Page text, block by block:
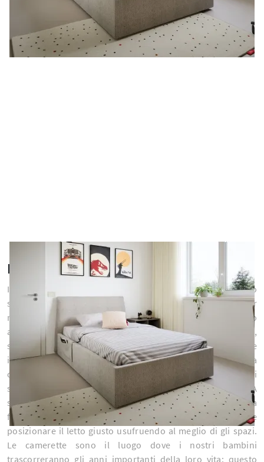
Negozio di Letti Singoli
In questo interno coabitano occupazioni diversificate: lo
svago, lo studio e il sonno che è fondamentale per
rigenerare le energie dei più piccoli. I Letti singoli devono
accompagnare i tuoi bambini mentre diventano grandi,
soddisfando aspettative che si evolvono negli anni e
infondendo energia e serenità. I nostri Letti singoli per la
camera dei bambini, realizzati dai migliori produttori di
settore, garantiscono praticità, materiali sicuri e comfort. A
seconda delle necessità individuali, alla metratura, alla
forma e allo stile della camera dei bambini, deciderai come
posizionare il letto giusto usufruendo al meglio di gli spazi.
Le camerette sono il luogo dove i nostri bambini
trascorreranno gli anni importanti della loro vita: questo